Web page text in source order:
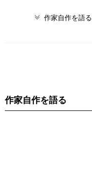
作家自作を語る
作家自作を語る